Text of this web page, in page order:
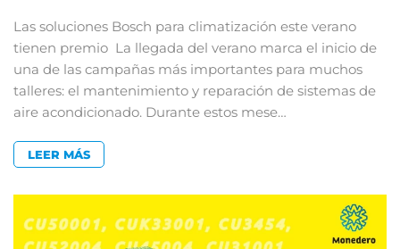
Las soluciones Bosch para climatización este verano
tienen premio La llegada del verano marca el inicio de
una de las campañas más importantes para muchos
talleres: el mantenimiento y reparación de sistemas de
aire acondicionado. Durante estos mese…
LEER MÁS